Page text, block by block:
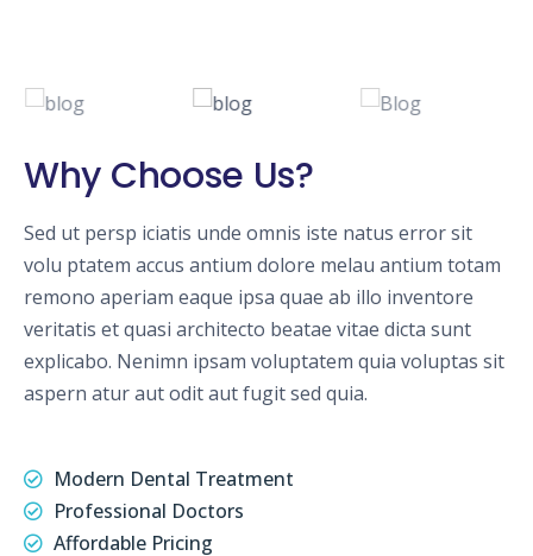
Why Choose Us?
Sed ut persp iciatis unde omnis iste natus error sit
volu ptatem accus antium dolore melau antium totam
remono aperiam eaque ipsa quae ab illo inventore
veritatis et quasi architecto beatae vitae dicta sunt
explicabo. Nenimn ipsam voluptatem quia voluptas sit
aspern atur aut odit aut fugit sed quia.
Modern Dental Treatment
Professional Doctors
Affordable Pricing